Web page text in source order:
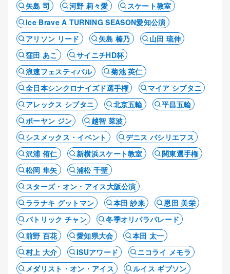
矢島 司 河野 莉々愛
スケート教室
Ice Brave A TURNING SEASON愛知公演
アリソン リード
矢島 榛乃
山田 琉伸
窪田 あこ
サイニチHD杯
浪速フェスティバル
菊池 英仁
全日本シンクロナイズド選手権
マイア シブタニ
アレックス シブタニ
北京五輪
平昌五輪
ボーヤン ジン
越智 菜波
シスメックス・イベント
デニス バシリエフス
沢浦 侑仁
新横浜スケート教室
関東選手権
松岡 隼矢
浦松 千聖
スターズ・オン・アイス大阪公演
ララナキ グットマン
本田 紗来
恩田 美栄
パトリック チャン
冬季オリパラパレード
前野 百花
愛知県大会
本田 太一
村上 大介
ISUアワード
ニコライ メモラ
メダリスト・オン・アイス
ルイス ギブソン